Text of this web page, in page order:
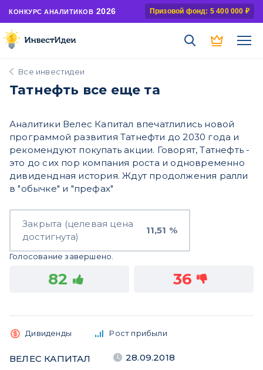
КОНКУРС АНАЛИТИКОВ 2026 Призовой фонд: 5 400 000 ₽
Все инвестидеи
Татнефть все еще та
Аналитики Велес Капитал впечатлились новой
программой развития Татнефти до 2030 года и
рекомендуют покупать акции. Говорят, Татнефть -
это до сих пор компания роста и одновременно
дивидендная история. Ждут продолжения ралли
в "обычке" и "префах"
Закрыта (целевая цена
достигнута)
11,51 %
Голосование завершено.
82 36
Дивиденды Рост прибыли
ВЕЛЕС КАПИТАЛ 28.09.2018